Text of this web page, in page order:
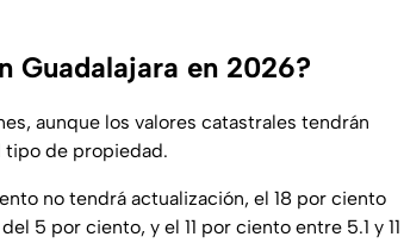
Guadalajara en 2026?
aunque los valores catastrales tendrán
tipo de propiedad.
no tendrá actualización, el 18 por ciento
5 por ciento, y el 11 por ciento entre 5.1 y 11